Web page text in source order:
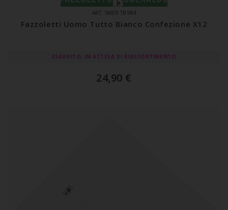
ART. SMER TB 984
Fazzoletti Uomo Tutto Bianco Confezione X12
ESAURITO, IN ATTESA DI RIASSORTIMENTO
24,90 €